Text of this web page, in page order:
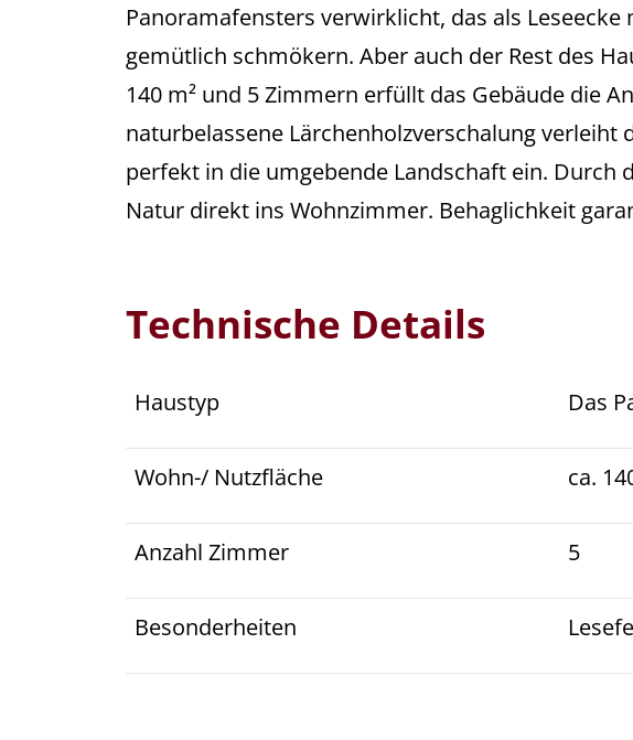
Panoramafensters verwirklicht, das als
gemütlich schmökern. Aber auch der Rest des
140 m² und 5 Zimmern erfüllt das Gebäude die
naturbelassene Lärchenholzverschalung
perfekt in die umgebende Landschaft ein.
Natur direkt ins Wohnzimmer. Behaglichkeit
Technische Details
Haustyp Das
Wohn-/ Nutzfläche ca.
Anzahl Zimmer 5
Besonderheiten